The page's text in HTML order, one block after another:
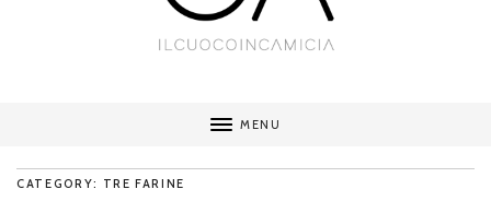
MENU
CATEGORY: TRE FARINE